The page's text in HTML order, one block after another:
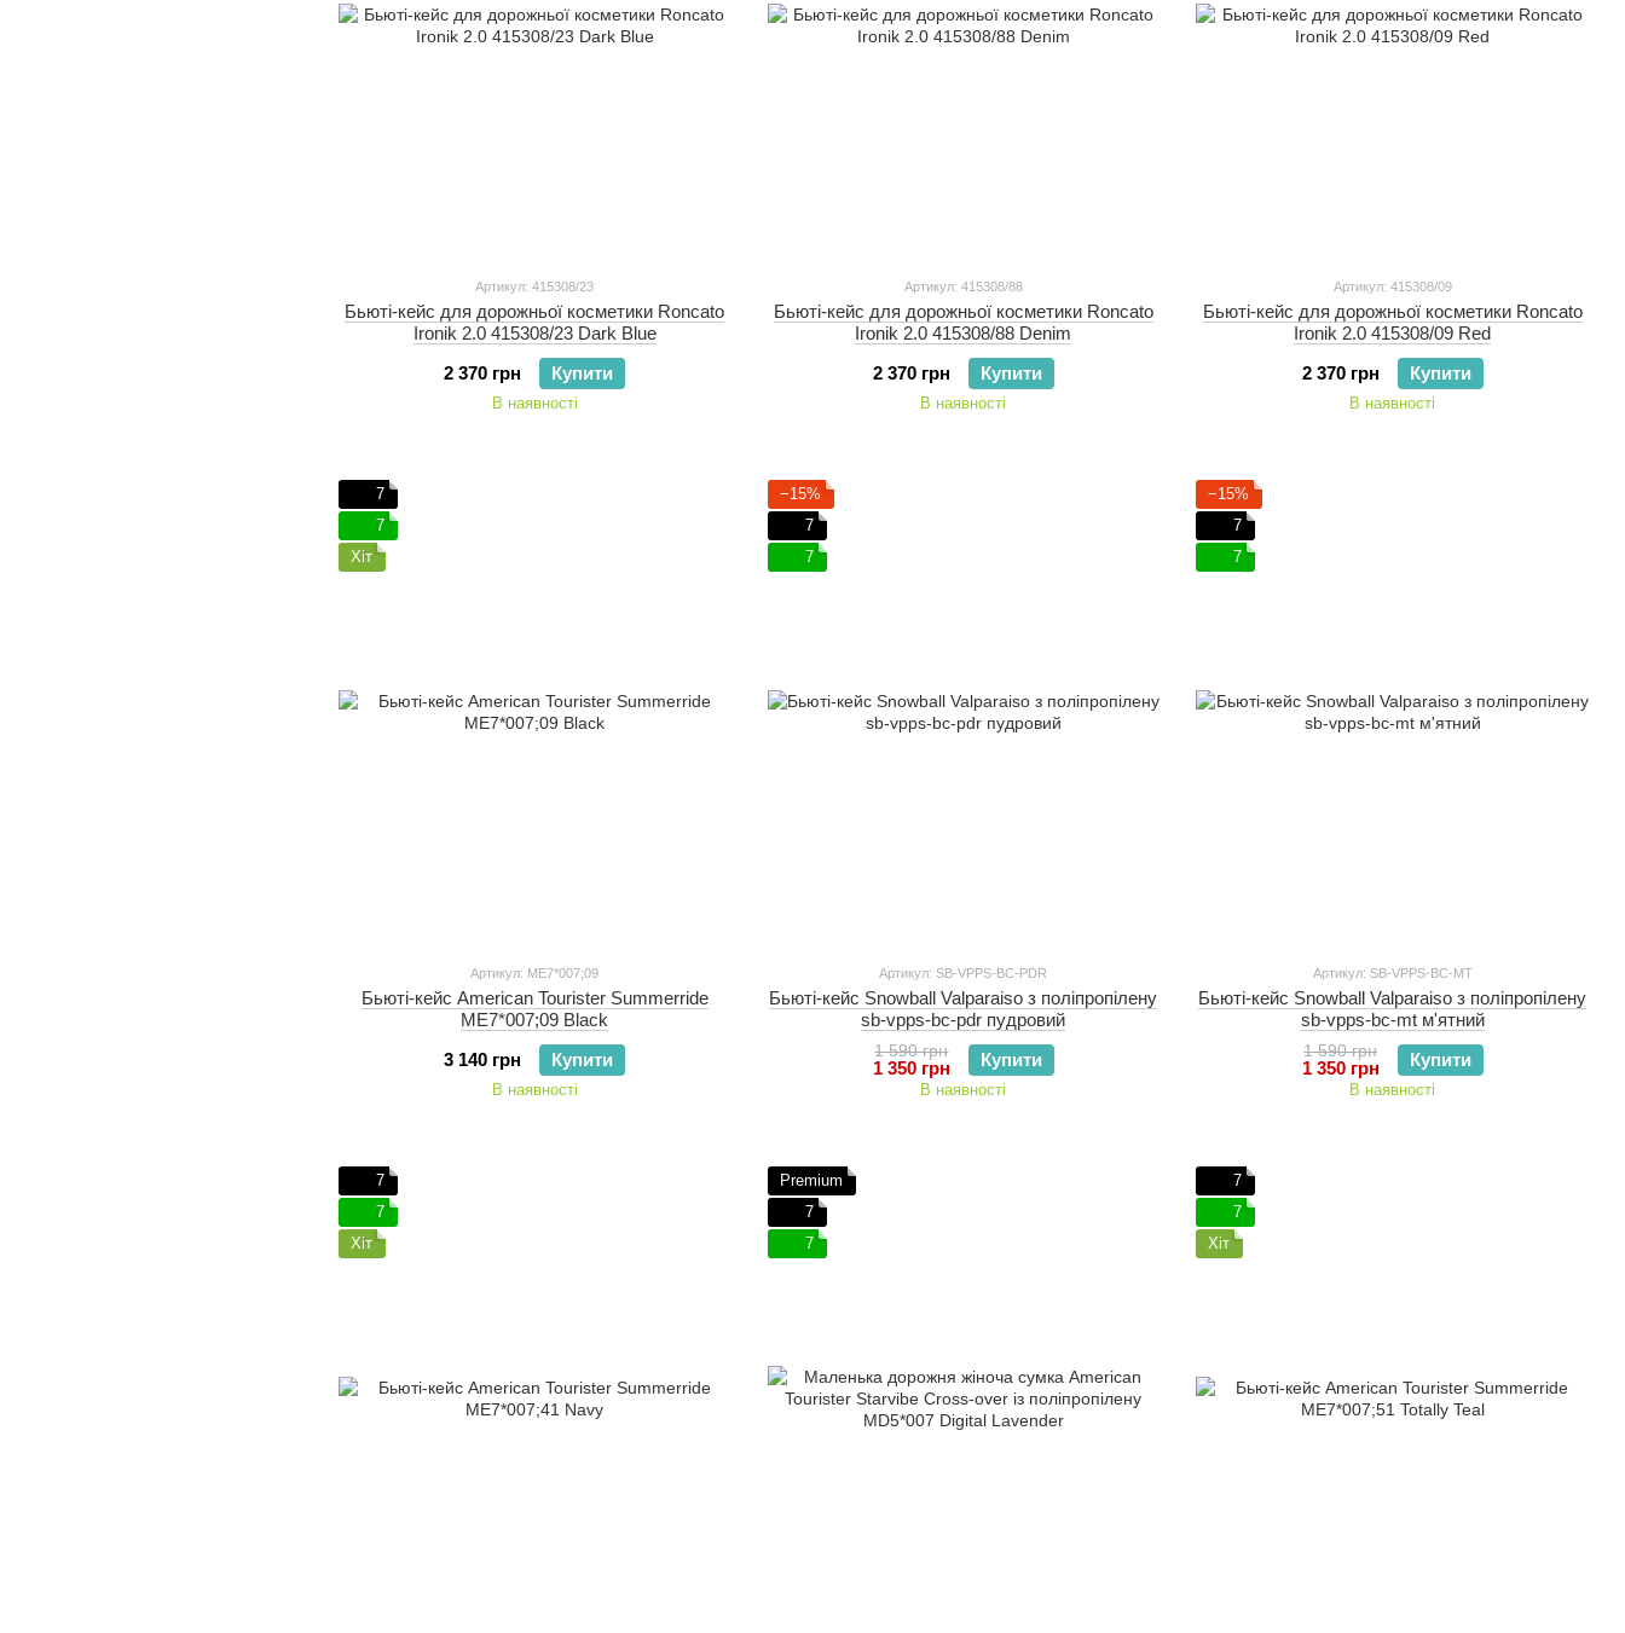
Артикул: 415308/23
Бьюті-кейс для дорожньої косметики Roncato
Ironik 2.0 415308/23 Dark Blue
2 370 грн
Купити
В наявності
Артикул: 415308/88
Бьюті-кейс для дорожньої косметики Roncato
Ironik 2.0 415308/88 Denim
2 370 грн
Купити
В наявності
Артикул: 415308/09
Бьюті-кейс для дорожньої косметики Roncato
Ironik 2.0 415308/09 Red
2 370 грн
Купити
В наявності
7
7
Хіт
Артикул: ME7*007;09
Бьюті-кейс American Tourister Summerride
ME7*007;09 Black
3 140 грн
Купити
В наявності
−15%
7
7
Артикул: SB-VPPS-BC-PDR
Бьюті-кейс Snowball Valparaiso з поліпропілену
sb-vpps-bc-pdr пудровий
1 590 грн
1 350 грн Купити
В наявності
−15%
7
7
Артикул: SB-VPPS-BC-MT
Бьюті-кейс Snowball Valparaiso з поліпропілену
sb-vpps-bc-mt м'ятний
1 590 грн
1 350 грн Купити
В наявності
7
7
Хіт
Premium
7
7
7
7
Хіт